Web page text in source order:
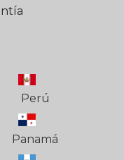
Perú
Panamá